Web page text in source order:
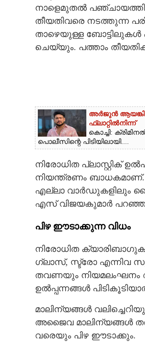
CONTACT US
നാളെമുതൽ
തീയതിവരെ നടത്തുന്ന
താഴെയുള്ള ബോട്ടിലുകൾ
ചെയ്യും. പത്താം
അർജുൻ
ഫ്ലാറ്റിൽനിന്ന്
കൊച്ചി:
പൊലീസിന്റെ പിടിയിലായി....
നിരോധിത പ്ലാസ്റ്റിക്
നിയന്ത്രണം ബാധകമാണ്.
എല്ലാ വാർഡുകളിലും
എസ് വിജയകുമാർ
പിഴ ഈടാക്കുന്ന വിധം
നിരോധിത
ഗ്ലാസ്, സ്ട്രോ എന്നിവ
തവണയും നിയമലംഘനം
ഉൽപ്പന്നങ്ങൾ
മാലിന്യങ്ങൾ
അജൈവ മാലിന്യങ്ങൾ
വരെയും പിഴ ഈടാക്കും.